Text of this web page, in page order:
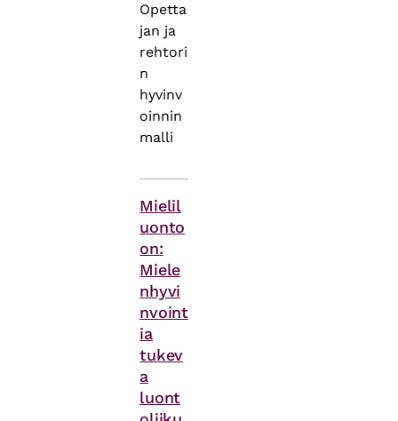
Opetta
jan ja
rehtori
n
hyvinv
oinnin
malli
Mielil
uonto
on:
Miele
nhyvi
nvoint
ia
tukev
a
luont